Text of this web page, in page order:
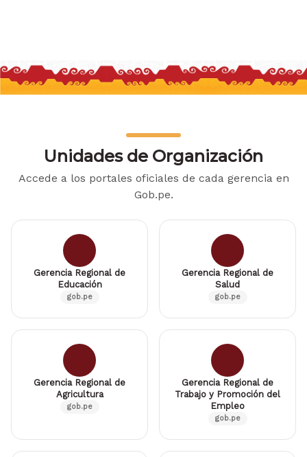
Unidades de Organización
Accede a los portales oficiales de cada gerencia en
Gob.pe.
Gerencia Regional de
Educación
gob.pe
Gerencia Regional de
Salud
gob.pe
Gerencia Regional de
Agricultura
gob.pe
Gerencia Regional de
Trabajo y Promoción del
Empleo
gob.pe